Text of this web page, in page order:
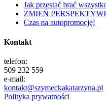
Jak przestać brać
ZMIEŃ
Czas na autopromocję!
Kontakt
telefon:
509 232 559
e-mail:
kontakt@szymeckakatarzyna.pl
Polityka prywatności